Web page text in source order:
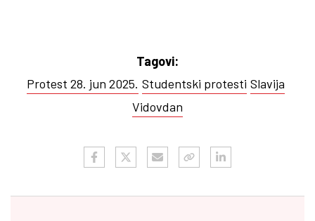
Tagovi:
Protest 28. jun 2025. Studentski protesti Slavija
Vidovdan